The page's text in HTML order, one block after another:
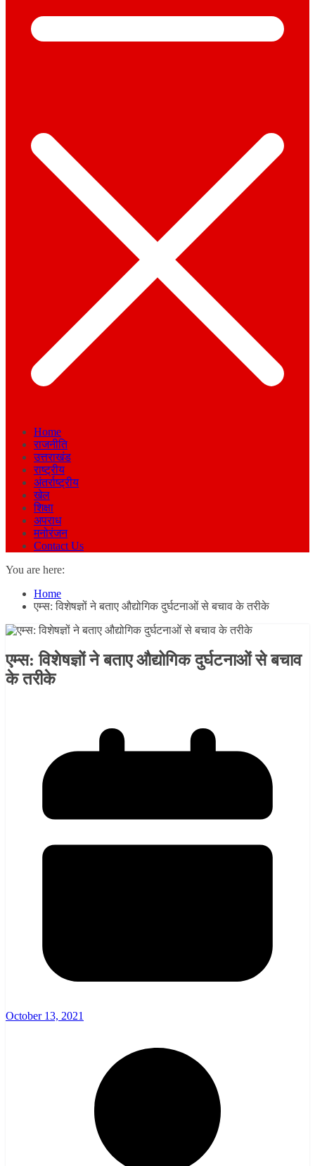
Home
राजनीति
उत्तराखंड
राष्ट्रीय
अंतर्राष्ट्रीय
खेल
शिक्षा
अपराध
मनोरंजन
Contact Us
You are here:
Home
एम्स: विशेषज्ञों ने बताए औद्योगिक दुर्घटनाओं से बचाव के तरीके
एम्स: विशेषज्ञों ने बताए औद्योगिक दुर्घटनाओं से बचाव
के तरीके
October 13, 2021